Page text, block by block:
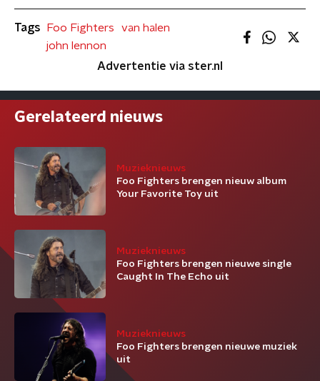
Tags Foo Fighters
van halen
john lennon
Advertentie via ster.nl
Gerelateerd nieuws
Muzieknieuws
Foo Fighters brengen nieuw album
Your Favorite Toy uit
Muzieknieuws
Foo Fighters brengen nieuwe single
Caught In The Echo uit
Muzieknieuws
Foo Fighters brengen nieuwe muziek
uit